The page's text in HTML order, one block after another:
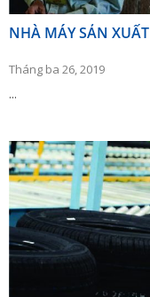
NHÀ MÁY SẢN
Tháng ba 26, 2019
...